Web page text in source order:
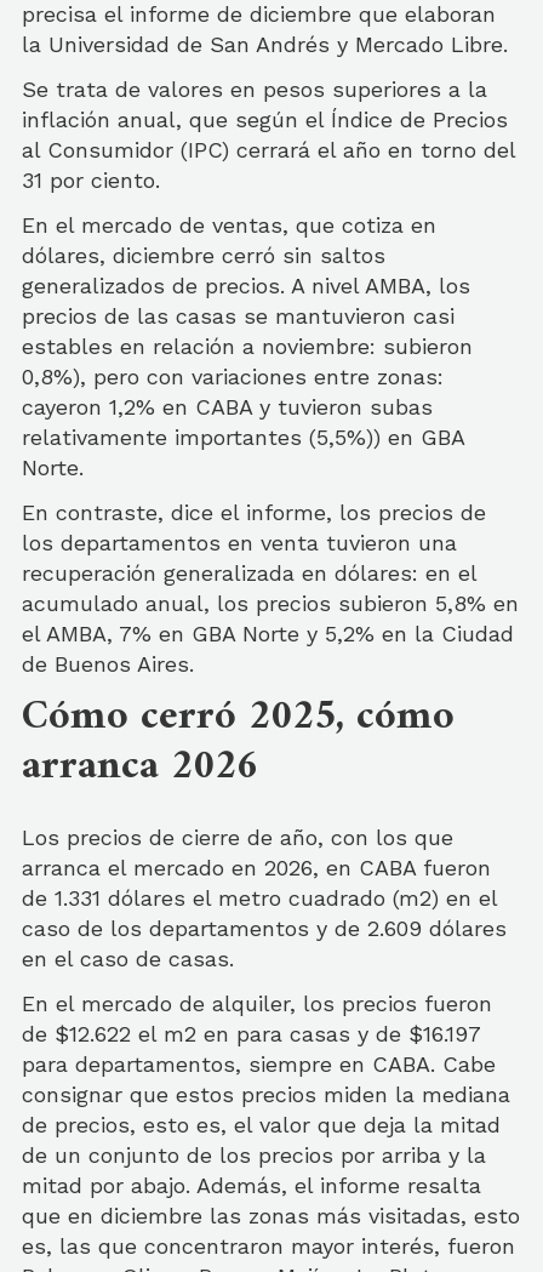
precisa el informe de diciembre que elaboran
la Universidad de San Andrés y Mercado Libre.
Se trata de valores en pesos superiores a la
inflación anual, que según el Índice de Precios
al Consumidor (IPC) cerrará el año en torno del
31 por ciento.
En el mercado de ventas, que cotiza en
dólares, diciembre cerró sin saltos
generalizados de precios. A nivel AMBA, los
precios de las casas se mantuvieron casi
estables en relación a noviembre: subieron
0,8%), pero con variaciones entre zonas:
cayeron 1,2% en CABA y tuvieron subas
relativamente importantes (5,5%)) en GBA
Norte.
En contraste, dice el informe, los precios de
los departamentos en venta tuvieron una
recuperación generalizada en dólares: en el
acumulado anual, los precios subieron 5,8% en
el AMBA, 7% en GBA Norte y 5,2% en la Ciudad
de Buenos Aires.
Cómo cerró 2025, cómo
arranca 2026
Los precios de cierre de año, con los que
arranca el mercado en 2026, en CABA fueron
de 1.331 dólares el metro cuadrado (m2) en el
caso de los departamentos y de 2.609 dólares
en el caso de casas.
En el mercado de alquiler, los precios fueron
de $12.622 el m2 en para casas y de $16.197
para departamentos, siempre en CABA. Cabe
consignar que estos precios miden la mediana
de precios, esto es, el valor que deja la mitad
de un conjunto de los precios por arriba y la
mitad por abajo. Además, el informe resalta
que en diciembre las zonas más visitadas, esto
es, las que concentraron mayor interés, fueron